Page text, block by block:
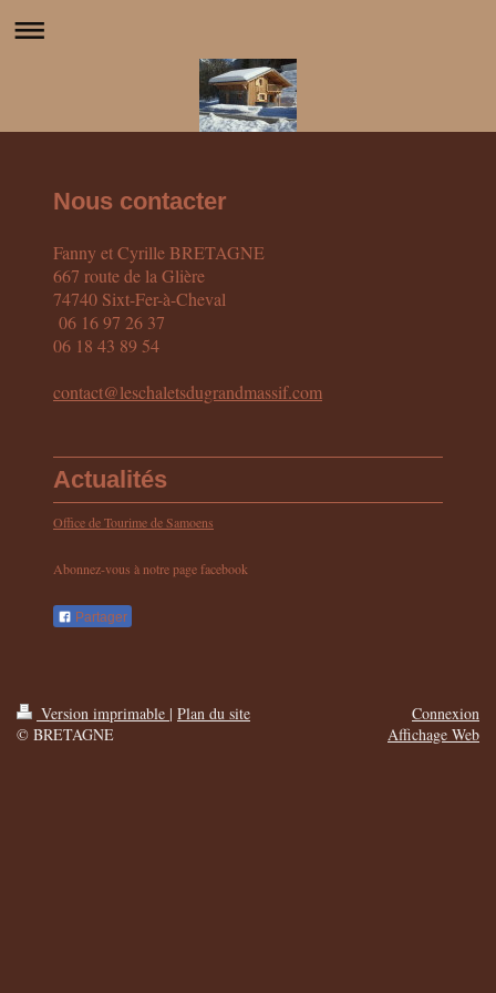
Nous contacter
Fanny et Cyrille BRETAGNE
667 route de la Glière
74740 Sixt-Fer-à-Cheval
06 16 97 26 37
06 18 43 89 54
contact@leschaletsdugrandmassif.com
Actualités
Office de Tourime de Samoens
Abonnez-vous à notre page facebook
Partager
Version imprimable | Plan du site
© BRETAGNE
Connexion
Affichage Web